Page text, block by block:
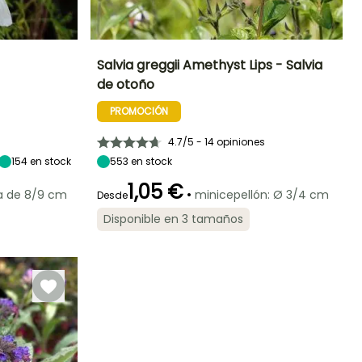
Rusticidad
Hasta -12°C
154en stock
de 8/9 cm
madurez
70 cm
Periodo de floración
Mayo a
Octubre
Periodo de
plantación
razonable
Abril a Mayo,
Rusticidad
Salvia greggii Amethyst Lips - Salvia
de otoño
PROMOCIÓN
4.7/5 - 14 opiniones
553 en stock
Desde1,05 € • minicepellón: Ø 3/4 cm
Disponible en 3 tamaños